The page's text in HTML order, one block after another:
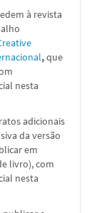
à revista
,que
nesta
adicionais
da versão
em
livro), com
nesta